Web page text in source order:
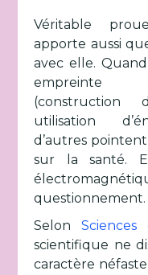
Véritable
apporte aussi
avec elle.
empreinte
(construction
utilisation
d’autres
sur la santé.
questionnement.
Selon
scientifique ne
caractère